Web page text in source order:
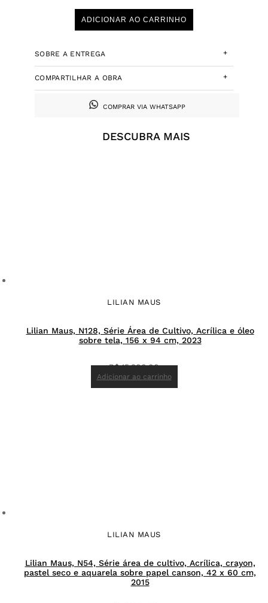
ADICIONAR AO CARRINHO
SOBRE A ENTREGA +
COMPARTILHAR A OBRA +
COMPRAR VIA WHATSAPP
DESCUBRA MAIS
LILIAN MAUS
Lilian Maus, N128, Série Área de Cultivo, Acrílica e óleo
sobre tela, 156 x 94 cm, 2023
R$15.300,00
Adicionar ao carrinho
LILIAN MAUS
Lilian Maus, N54, Série área de cultivo, Acrílica, crayon,
pastel seco e aquarela sobre papel canson, 42 x 60 cm,
2015